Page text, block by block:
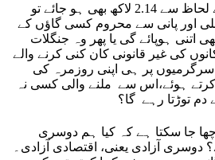
فی کس آمدن حکومت کے لحاظ سے 2.14 لاکھ بھی ہو جائے تو
اور پانی سے محروم کسی گاؤں کے
اتنی ہوپائے گی یا پھر وہ جنگلات
کی غیر قانونی کان کنی کرنے والے
سرگرمیوں پر ہی اپنی روزمرہ کی
ہوئے،اس سے ملنے والی کسی نہ
توڑتا رہے گا؟
جا سکتا ہے کہ کیا ہم دوسری
آزادی یعنی، اقتصادی آزادی۔